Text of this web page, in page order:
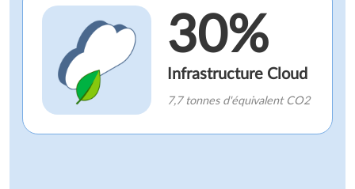
30%
Infrastructure Cloud
7,7 tonnes d'équivalent CO2